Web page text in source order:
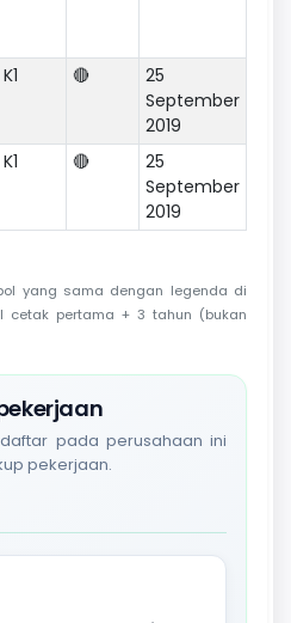
K1 🔴
25
September
2019
K1 🔴
25
September
2019
yang sama dengan legenda di
cetak pertama + 3 tahun (bukan
pada perusahaan ini
pekerjaan.